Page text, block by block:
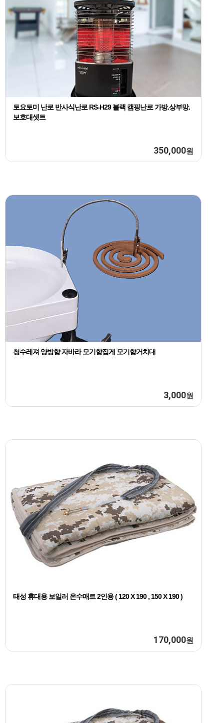
토요토미 난로 반사식난로 RS-H29 블랙 캠핑난로 가방.상부망.
보호대셋트
350,000원
청수레져 양방향 자바라 모기향집게 모기향거치대
3,000원
태성 휴대용 보일러 온수매트 2인용 ( 120 X 190 , 150 X 190 )
170,000원